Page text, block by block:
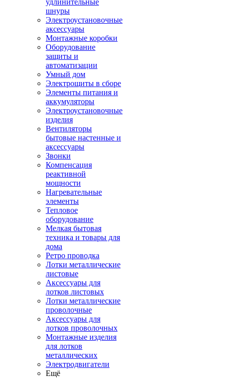
удлинительные
шнуры
Электроустановочные
аксессуары
Монтажные коробки
Оборудование
защиты и
автоматизации
Умный дом
Электрощиты в сборе
Элементы питания и
аккумуляторы
Электроустановочные
изделия
Вентиляторы
бытовые настенные и
аксессуары
Звонки
Компенсация
реактивной
мощности
Нагревательные
элементы
Тепловое
оборудование
Мелкая бытовая
техника и товары для
дома
Ретро проводка
Лотки металлические
листовые
Аксессуары для
лотков листовых
Лотки металлические
проволочные
Аксессуары для
лотков проволочных
Монтажные изделия
для лотков
металлических
Электродвигатели
Ещё